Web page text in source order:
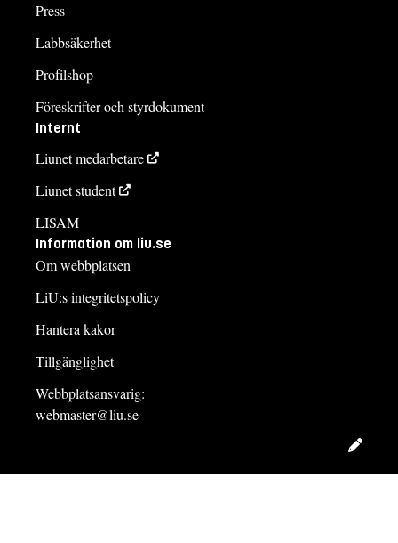
Press
Labbsäkerhet
Profilshop
Föreskrifter och styrdokument
Internt
Liunet medarbetare
Liunet student
LISAM
Information om liu.se
Om webbplatsen
LiU:s integritetspolicy
Hantera kakor
Tillgänglighet
Webbplatsansvarig:
webmaster@liu.se